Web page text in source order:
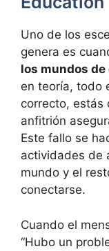
Uno de los
genera es
los mundos
en teoría, todo
correcto, estás
anfitrión
Este fallo se
actividades de
mundo y el
conectarse.
Cuando el
“Hubo un